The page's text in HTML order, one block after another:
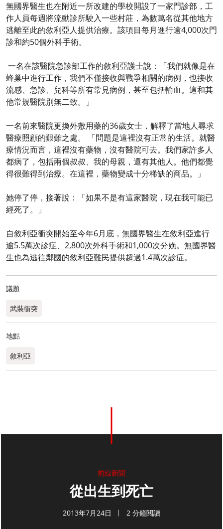
無國界醫生也在附近一所改建的學校開設了一家門診部，工
作人員每週將流動診所駛入一些村莊，為數萬名從其他地方
逃離至此的敘利亞人提供治療。該項目每月進行逾4,000次門
診和約50個外科手術。
一名在該醫院急診部工作的敘利亞護士說：「我們就像是在
蜂巢中進行工作，我們不僅接收與戰爭相關的病例，也接收
流感、急診、兒科等所有常見病例，甚至包括輸血。這和其
他常規醫院別無二致。」
一名前來醫院更換外敷用藥的36歲女士，解釋了當地人尋求
醫療照顧的艱難之處。 「問題是這裡沒有正常的生活。就醫
療情況而言，這裡沒有藥物，沒有醫院可去。我們家許多人
都病了，包括兩個叔叔、我的母親，還有其他人。他們都覺
得很難得到治療。在這裡，藥物變成十分稀缺的商品。」
她停了停，接著說：「如果不是有這家醫院，現在我可能已
經死了。」
自敘利亞衝突開始至今年6月底，無國界醫生在敘利亞進行
逾5.5萬次診症、2,800次外科手術和1,000次分娩。無國界醫
生也為逃往鄰國的敘利亞難民提供超過1.4萬次診症。
議題
武裝衝突
地點
敘利亞
前線新聞
從出生到死亡
2013年7月24日 2 分鐘閱讀